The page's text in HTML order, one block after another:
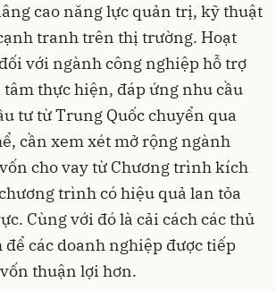
cao năng lực quản trị, kỹ thuật
tranh trên thị trường. Hoạt
với ngành công nghiệp hỗ trợ
thực hiện, đáp ứng nhu cầu
tư từ Trung Quốc chuyển qua
cần xem xét mở rộng ngành
cho vay từ Chương trình kích
trình có hiệu quả lan tỏa
Cùng với đó là cải cách các thủ
các doanh nghiệp được tiếp
thuận lợi hơn.